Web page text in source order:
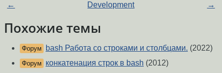
← Development →
Похожие темы
Форум bash Работа со строками и столбцами. (2022)
Форум конкатенация строк в bash (2012)